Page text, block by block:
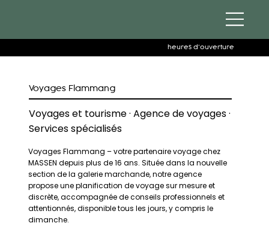
heures d'ouverture
Voyages Flammang
Voyages et tourisme · Agence de voyages ·
Services spécialisés
Voyages Flammang – votre partenaire voyage chez
MASSEN depuis plus de 16 ans. Située dans la nouvelle
section de la galerie marchande, notre agence
propose une planification de voyage sur mesure et
discrète, accompagnée de conseils professionnels et
attentionnés, disponible tous les jours, y compris le
dimanche.